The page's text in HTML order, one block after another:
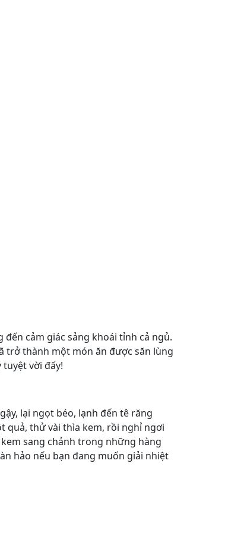
cảm giác sảng khoái tỉnh cả ngủ.
trở thành một món ăn được săn lùng
tuyệt vời đấy!
lại ngọt béo, lạnh đến tê răng
quả, thử vài thìa kem, rồi nghỉ ngơi
sang chảnh trong những hàng
hảo nếu bạn đang muốn giải nhiệt